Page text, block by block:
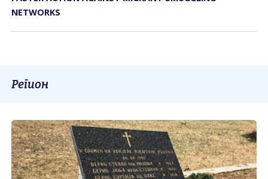
NETWORKS
Регион